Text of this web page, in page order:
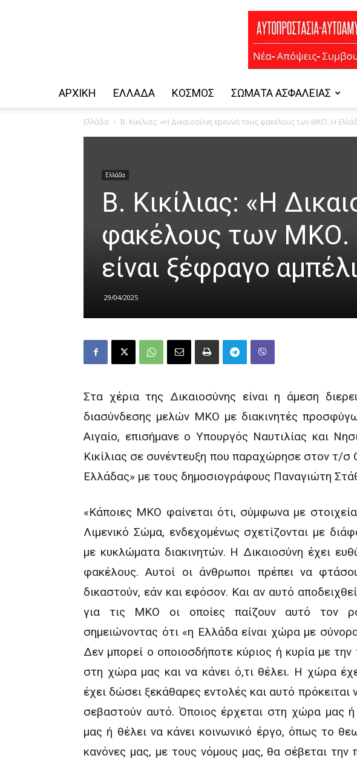
ΑΡΧΙΚΗ ΕΛΛΆΔΑ ΚΌΣΜΟΣ ΣΏΜΑΤΑ ΑΣΦΑΛΕΊΑΣ
Ελλάδα Β. Κικίλιας: «Η Δικαιοσύνη ερευνά τους φακέλους των ΜΚΟ. Η
Ελλάδα
Β. Κικίλιας: «Η
φακέλους των ΜΚΟ.
είναι ξέφραγο
29/04/2025
Στα χέρια της Δικαιοσύνης είναι η άμεση
διασύνδεσης μελών ΜΚΟ με διακινητές
Αιγαίο, επισήμανε ο Υπουργός Ναυτιλίας και
Κικίλιας σε συνέντευξη που παραχώρησε στον τ/σ
Ελλάδας» με τους δημοσιογράφους Παναγιώτη
«Κάποιες ΜΚΟ φαίνεται ότι, σύμφωνα με
Λιμενικό Σώμα, ενδεχομένως σχετίζονται με
με κυκλώματα διακινητών. Η Δικαιοσύνη έχει
φακέλους. Αυτοί οι άνθρωποι πρέπει να
δικαστούν, εάν και εφόσον. Και αν αυτό
για τις ΜΚΟ οι οποίες παίζουν αυτό τον
σημειώνοντας ότι «η Ελλάδα είναι χώρα με
Δεν μπορεί ο οποιοσδήποτε κύριος ή κυρία με
στη χώρα μας και να κάνει ό,τι θέλει. Η χώρα
έχει δώσει ξεκάθαρες εντολές και αυτό
σεβαστούν αυτό. Όποιος έρχεται στη χώρα μας
μας ή θέλει να κάνει κοινωνικό έργο, όπως το
κανόνες μας, με τους νόμους μας, θα σέβεται την